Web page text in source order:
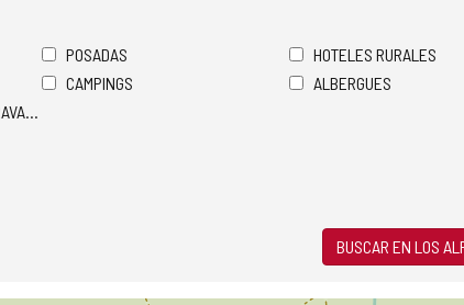
POSADAS
HOTELES RURALES
CAMPINGS
ALBERGUES
BUSCAR EN LOS